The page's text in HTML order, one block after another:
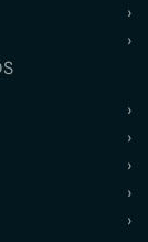
›
›
›
›
›
›
›